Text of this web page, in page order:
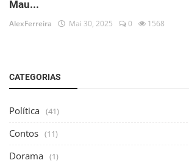
Mau...
AlexFerreira Mai 30, 2025 0 1568
CATEGORIAS
Política (41)
Contos (11)
Dorama (1)